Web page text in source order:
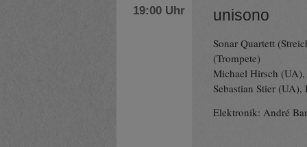
19:00 Uhr unisono
Sonar Quartett
(Trompete)
Michael Hirsch
Sebastian Stier
Elektronik: André